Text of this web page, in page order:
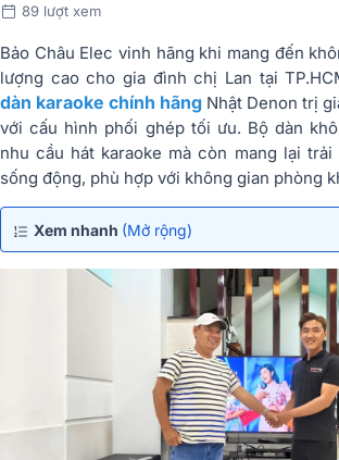
89 lượt xem
Bảo Châu Elec vinh hãng khi mang đến
lượng cao cho gia đình chị Lan tại
dàn karaoke chính hãng Nhật Denon trị
với cấu hình phối ghép tối ưu. Bộ dàn
nhu cầu hát karaoke mà còn mang lại
sống động, phù hợp với không gian phòng
Xem nhanh (Mở rộng)